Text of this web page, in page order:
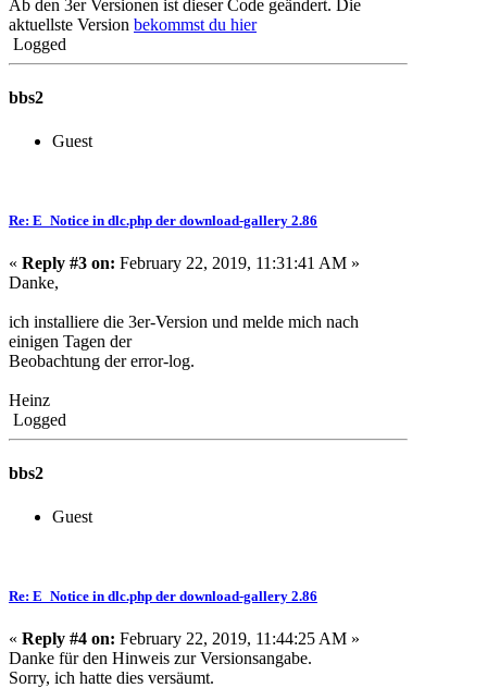
Ab den 3er Versionen ist dieser Code geändert. Die
aktuellste Version bekommst du hier
Logged
bbs2
Guest
Re: E_Notice in dlc.php der download-gallery 2.86
« Reply #3 on: February 22, 2019, 11:31:41 AM »
Danke,
ich installiere die 3er-Version und melde mich nach
einigen Tagen der
Beobachtung der error-log.
Heinz
Logged
bbs2
Guest
Re: E_Notice in dlc.php der download-gallery 2.86
« Reply #4 on: February 22, 2019, 11:44:25 AM »
Danke für den Hinweis zur Versionsangabe.
Sorry, ich hatte dies versäumt.